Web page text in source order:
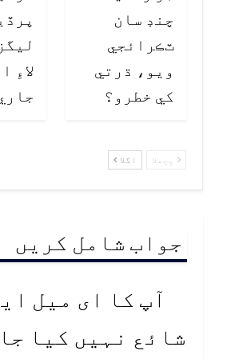
چنڊ سان
ٽڪرائجي
ويو، ڌرتي
کي خطرو؟
لاءِ
پچھلا اگلا
جواب شامل کریں
آپ کا ای میل
شائع نہیں کیا